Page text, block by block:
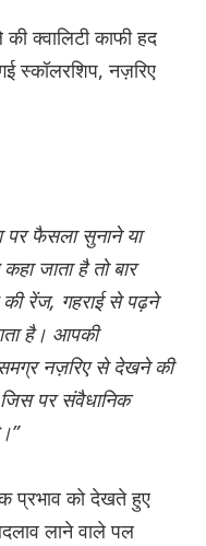
क्वालिटी काफी हद
स्कॉलरशिप, नज़रिए
पर फैसला सुनाने या
जाता है तो बार
की रेंज, गहराई से पढ़ने
है। आपकी
नज़रिए से देखने की
पर संवैधानिक
प्रभाव को देखते हुए
लाने वाले पल